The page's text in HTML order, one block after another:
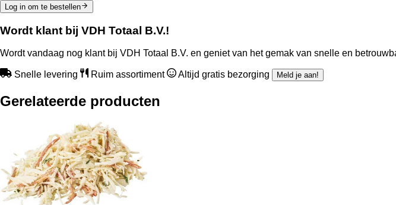
Log in om te bestellen
Wordt klant bij VDH Totaal B.V.!
Wordt vandaag nog klant bij VDH Totaal B.V. en geniet van het gemak van snelle en
Snelle levering Ruim assortiment Altijd gratis bezorging Meld je aan!
Gerelateerde producten